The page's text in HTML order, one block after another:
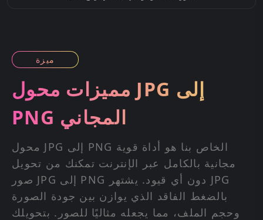
ميزة
مميزات محول JPG إلى
PNG المجاني
محول JPG إلى PNG الخاص بنا هو أداة قوية
مجانية بالكامل عبر الإنترنت تمكنك من تحويل
صور JPG إلى PNG دون أي قيود. يشتهر JPG
بالضغط الفاقد الذي يوازن بين جودة الصورة
وحجم الملف، مما يجعله مثاليًا للصور. بتحويلك